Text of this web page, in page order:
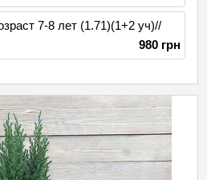
7-8 лет (1.71)(1+2 уч)//
980 грн